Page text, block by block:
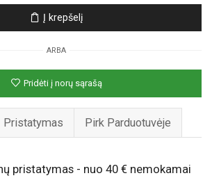
Rožinis
rožiųĮ krepšelį
ARBA
Pridėti į norų sąrašą
Pristatymas Pirk Parduotuvėje
pristatymas - nuo 40 € nemokamai